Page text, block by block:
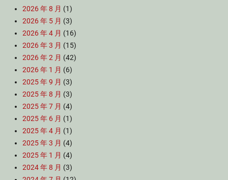
2026 年 8 月 (1)
2026 年 5 月 (3)
2026 年 4 月 (16)
2026 年 3 月 (15)
2026 年 2 月 (42)
2026 年 1 月 (6)
2025 年 9 月 (3)
2025 年 8 月 (3)
2025 年 7 月 (4)
2025 年 6 月 (1)
2025 年 4 月 (1)
2025 年 3 月 (4)
2025 年 1 月 (4)
2024 年 8 月 (3)